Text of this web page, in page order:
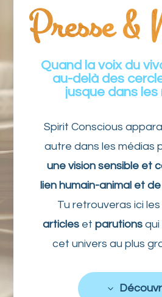
Presse &
Quand la voix du
au-delà des
jusque dans les
Spirit Conscious
autre dans les médias
une vision sensible et
lien humain-animal et de
Tu retrouveras ici
articles etparutions
cet univers au plus